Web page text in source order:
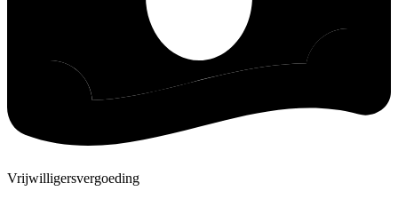
Vrijwilligersvergoeding